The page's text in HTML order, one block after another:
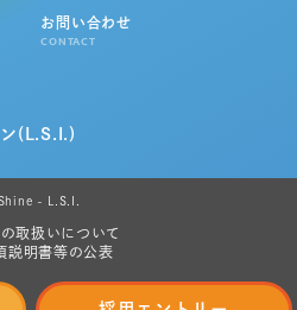
お問い合わせ
CONTACT
(L.S.I.)
- L.S.I.
取扱いについて
説明書等の公表